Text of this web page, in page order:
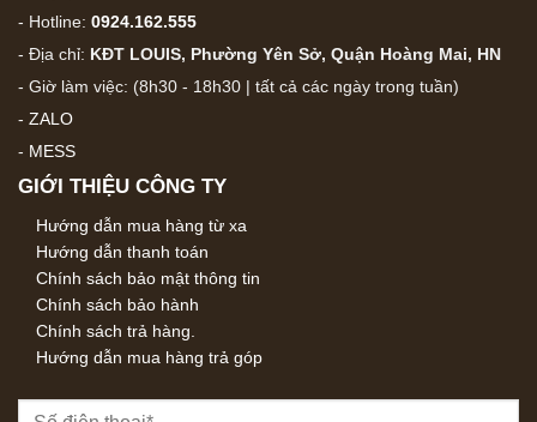
- Hotline: 0924.162.555
- Địa chỉ: KĐT LOUIS, Phường Yên Sở, Quận Hoàng Mai, HN
- Giờ làm việc: (8h30 - 18h30 | tất cả các ngày trong tuần)
- ZALO
- MESS
GIỚI THIỆU CÔNG TY
Hướng dẫn mua hàng từ xa
Hướng dẫn thanh toán
Chính sách bảo mật thông tin
Chính sách bảo hành
Chính sách trả hàng.
Hướng dẫn mua hàng trả góp